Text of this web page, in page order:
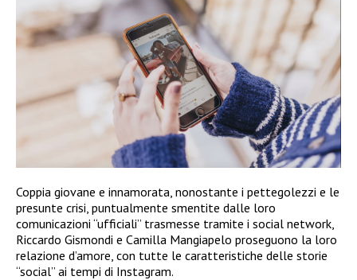
Coppia giovane e innamorata, nonostante i pettegolezzi e le
presunte crisi, puntualmente smentite dalle loro
comunicazioni “ufficiali” trasmesse tramite i social network,
Riccardo Gismondi e Camilla Mangiapelo proseguono la loro
relazione d’amore, con tutte le caratteristiche delle storie
“social” ai tempi di Instagram.